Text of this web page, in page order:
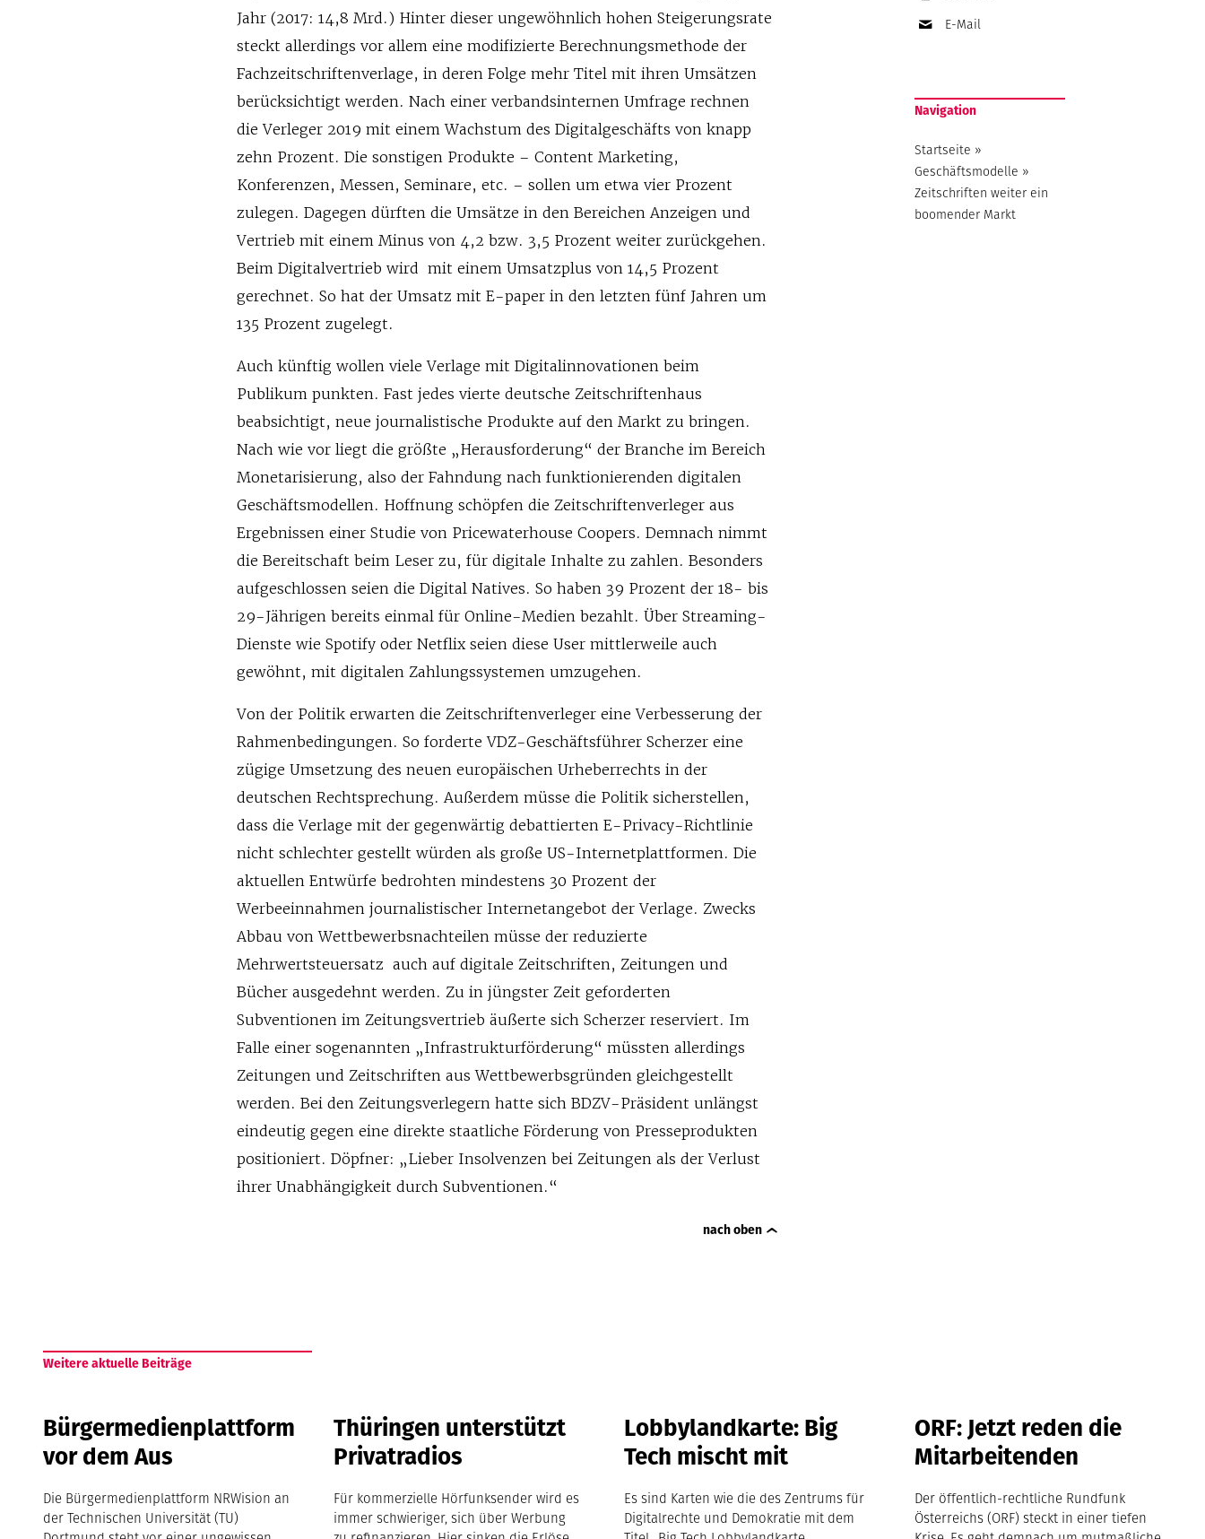
Jahr (2017: 14,8 Mrd.) Hinter dieser ungewöhnlich hohen Steigerungsrate
steckt allerdings vor allem eine modifizierte Berechnungsmethode der
Fachzeitschriftenverlage, in deren Folge mehr Titel mit ihren Umsätzen
berücksichtigt werden. Nach einer verbandsinternen Umfrage rechnen
die Verleger 2019 mit einem Wachstum des Digitalgeschäfts von knapp
zehn Prozent. Die sonstigen Produkte – Content Marketing,
Konferenzen, Messen, Seminare, etc. – sollen um etwa vier Prozent
zulegen. Dagegen dürften die Umsätze in den Bereichen Anzeigen und
Vertrieb mit einem Minus von 4,2 bzw. 3,5 Prozent weiter zurückgehen.
Beim Digitalvertrieb wird mit einem Umsatzplus von 14,5 Prozent
gerechnet. So hat der Umsatz mit E-paper in den letzten fünf Jahren um
135 Prozent zugelegt.
Auch künftig wollen viele Verlage mit Digitalinnovationen beim
Publikum punkten. Fast jedes vierte deutsche Zeitschriftenhaus
beabsichtigt, neue journalistische Produkte auf den Markt zu bringen.
Nach wie vor liegt die größte „Herausforderung“ der Branche im Bereich
Monetarisierung, also der Fahndung nach funktionierenden digitalen
Geschäftsmodellen. Hoffnung schöpfen die Zeitschriftenverleger aus
Ergebnissen einer Studie von Pricewaterhouse Coopers. Demnach nimmt
die Bereitschaft beim Leser zu, für digitale Inhalte zu zahlen. Besonders
aufgeschlossen seien die Digital Natives. So haben 39 Prozent der 18- bis
29-Jährigen bereits einmal für Online-Medien bezahlt. Über Streaming-
Dienste wie Spotify oder Netflix seien diese User mittlerweile auch
gewöhnt, mit digitalen Zahlungssystemen umzugehen.
Von der Politik erwarten die Zeitschriftenverleger eine Verbesserung der
Rahmenbedingungen. So forderte VDZ-Geschäftsführer Scherzer eine
zügige Umsetzung des neuen europäischen Urheberrechts in der
deutschen Rechtsprechung. Außerdem müsse die Politik sicherstellen,
dass die Verlage mit der gegenwärtig debattierten E-Privacy-Richtlinie
nicht schlechter gestellt würden als große US-Internetplattformen. Die
aktuellen Entwürfe bedrohten mindestens 30 Prozent der
Werbeeinnahmen journalistischer Internetangebot der Verlage. Zwecks
Abbau von Wettbewerbsnachteilen müsse der reduzierte
Mehrwertsteuersatz auch auf digitale Zeitschriften, Zeitungen und
Bücher ausgedehnt werden. Zu in jüngster Zeit geforderten
Subventionen im Zeitungsvertrieb äußerte sich Scherzer reserviert. Im
Falle einer sogenannten „Infrastrukturförderung“ müssten allerdings
Zeitungen und Zeitschriften aus Wettbewerbsgründen gleichgestellt
werden. Bei den Zeitungsverlegern hatte sich BDZV-Präsident unlängst
eindeutig gegen eine direkte staatliche Förderung von Presseprodukten
positioniert. Döpfner: „Lieber Insolvenzen bei Zeitungen als der Verlust
ihrer Unabhängigkeit durch Subventionen.“
nach oben
E-Mail
Navigation
Startseite »
Geschäftsmodelle »
Zeitschriften weiter ein
boomender Markt
Weitere aktuelle Beiträge
Bürgermedienplattform
vor dem Aus
Die Bürgermedienplattform NRWision an
der Technischen Universität (TU)
Thüringen unterstützt
Privatradios
Für kommerzielle Hörfunksender wird es
immer schwieriger, sich über Werbung
Lobbylandkarte: Big
Tech mischt mit
Es sind Karten wie die des Zentrums für
Digitalrechte und Demokratie mit dem
ORF: Jetzt reden die
Mitarbeitenden
Der öffentlich-rechtliche Rundfunk
Österreichs (ORF) steckt in einer tiefen